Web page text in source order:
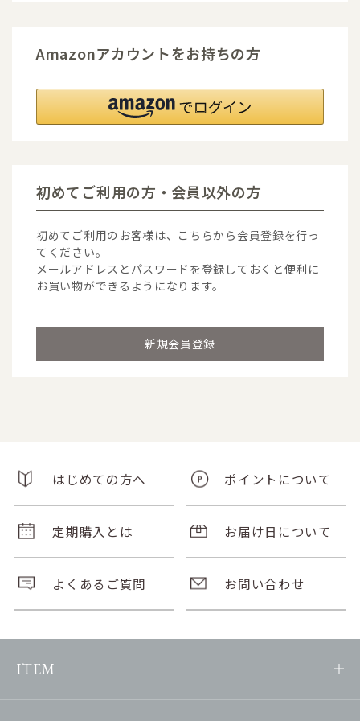
Amazonアカウントをお持ちの方
初めてご利用の方・会員以外の方
初めてご利用のお客様は、こちらから会員登録を行っ
てください。
メールアドレスとパスワードを登録しておくと便利に
お買い物ができるようになります。
はじめての方へ ポイントについて
定期購入とは お届け日について
よくあるご質問 お問い合わせ
ITEM